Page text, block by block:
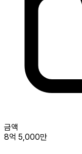
금액
8억 5,000만